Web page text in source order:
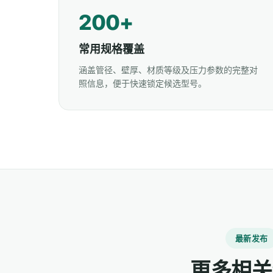
200+
常用规格覆盖
涵盖管径、壁厚、材质等级及压力参数的完整对
照信息，便于快速锁定候选型号。
最新发布